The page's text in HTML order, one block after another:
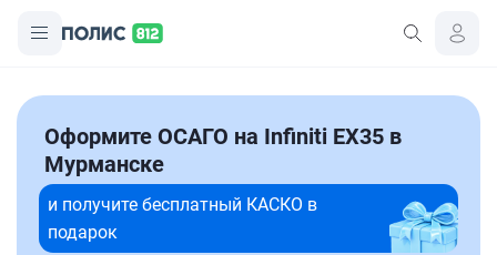
Оформите ОСАГО на Infiniti EX35 в
Мурманске
и получите бесплатный КАСКО в
подарок